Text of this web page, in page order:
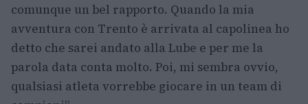
comunque un bel rapporto. Quando la mia
avventura con Trento è arrivata al capolinea ho
detto che sarei andato alla Lube e per me la
parola data conta molto. Poi, mi sembra ovvio,
qualsiasi atleta vorrebbe giocare in un team di